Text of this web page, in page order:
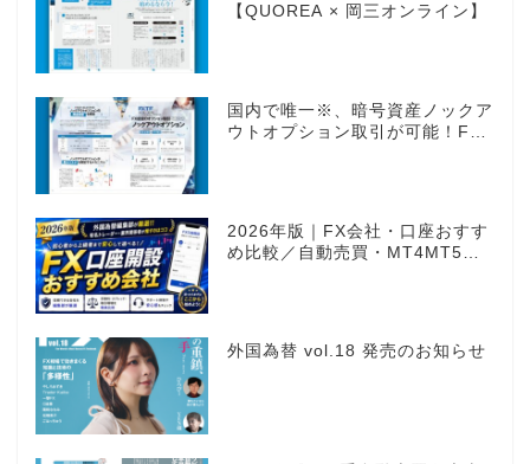
【QUOREA × 岡三オンライン】
国内で唯一※、暗号資産ノックア
ウトオプション取引が可能！FX
2026年版｜FX会社・口座おすす
め比較／自動売買・MT4MT5対
外国為替 vol.18 発売のお知らせ